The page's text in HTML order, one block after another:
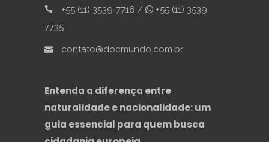
+55 (11) 3539-7716 /
+55 (11) 3539-
7735
contato@docmundo.com.br
Entenda a diferença entre
naturalidade e nacionalidade: um
guia essencial para quem busca